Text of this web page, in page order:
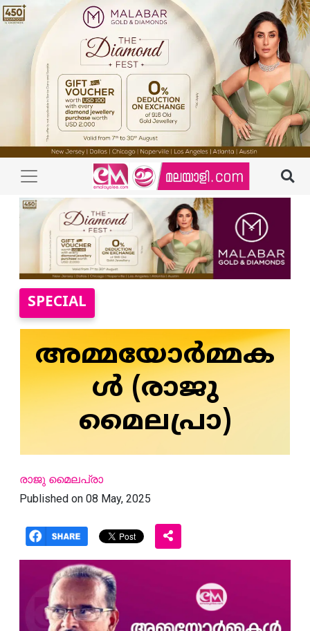
SPECIAL
അമ്മയോര്‍മ്മക
ള്‍ (രാജു
മൈലപ്രാ)
രാജു മൈലപ്രാ
Published on 08 May, 2025